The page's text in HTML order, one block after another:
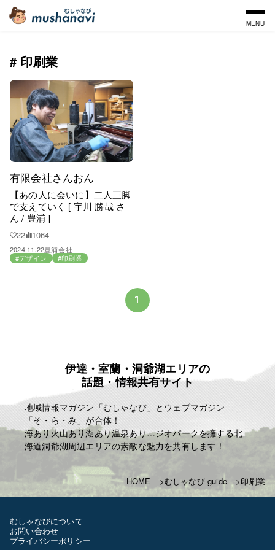
MENU
# 印刷業
有限会社さんおん
【あの人に会いに】二人三脚
で支えていく [ 宇川 勝哉 さ
ん / 豊浦 ]
22 1064
2024.11.22豊浦会社
#デザイン
#印刷業
1
伊達・室蘭・洞爺湖エリアの
話題・情報共有サイト
地域情報マガジン「むしゃなび」とウェブマガジン
「そ・ら・み」が合体！
海あり火山あり湖あり温泉あり…ジオパークを擁する北
海道洞爺湖周辺エリアの素敵な魅力を共有します！
HOME むしゃなび guide 印刷業
むしゃなびについて
お問い合わせ
プライバシーポリシー